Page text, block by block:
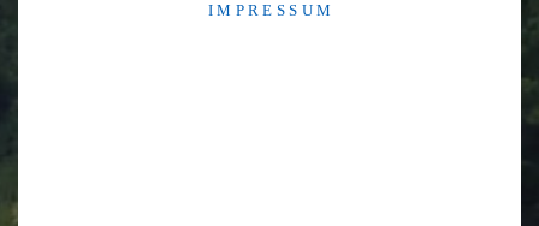
I M P R E S S U M